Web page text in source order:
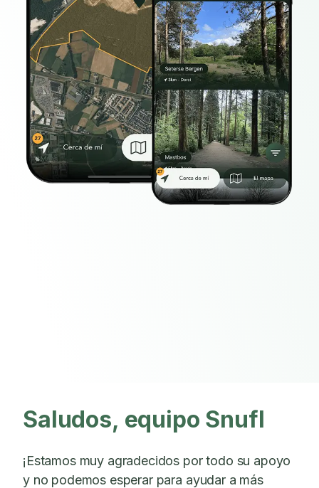
Saludos, equipo Snufl
¡Estamos muy agradecidos por todo su apoyo
y no podemos esperar para ayudar a más